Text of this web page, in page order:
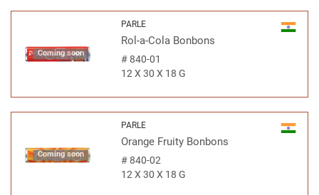
Coming soon
PARLE
Rol-a-Cola Bonbons
#840-01
12 X 30 X 18 G
Coming soon
PARLE
Orange Fruity Bonbons
#840-02
12 X 30 X 18 G